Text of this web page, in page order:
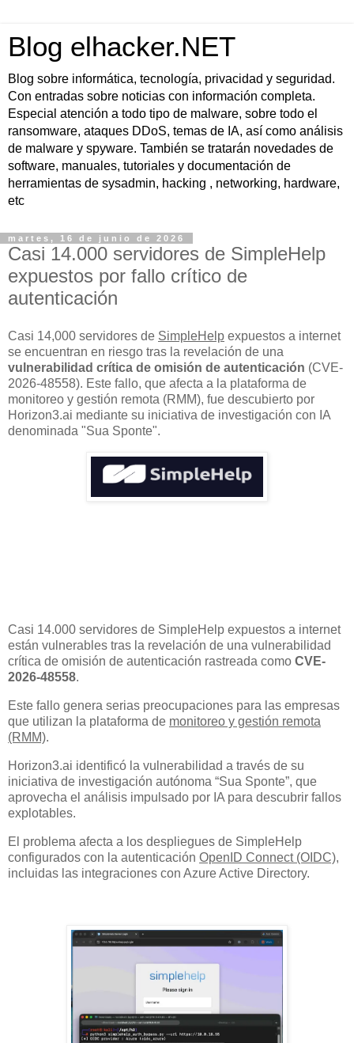
Blog elhacker.NET
Blog sobre informática, tecnología, privacidad y seguridad.
Con entradas sobre noticias con información completa.
Especial atención a todo tipo de malware, sobre todo el
ransomware, ataques DDoS, temas de IA, así como análisis
de malware y spyware. También se tratarán novedades de
software, manuales, tutoriales y documentación de
herramientas de sysadmin, hacking , networking, hardware,
etc
martes, 16 de junio de 2026
Casi 14.000 servidores de SimpleHelp
expuestos por fallo crítico de
autenticación
Casi 14,000 servidores de SimpleHelp expuestos a internet
se encuentran en riesgo tras la revelación de una
vulnerabilidad crítica de omisión de autenticación (CVE-
2026-48558). Este fallo, que afecta a la plataforma de
monitoreo y gestión remota (RMM), fue descubierto por
Horizon3.ai mediante su iniciativa de investigación con IA
denominada "Sua Sponte".
Casi 14.000 servidores de SimpleHelp expuestos a internet
están vulnerables tras la revelación de una vulnerabilidad
crítica de omisión de autenticación rastreada como CVE-
2026-48558.
Este fallo genera serias preocupaciones para las empresas
que utilizan la plataforma de monitoreo y gestión remota
(RMM).
Horizon3.ai identificó la vulnerabilidad a través de su
iniciativa de investigación autónoma “Sua Sponte”, que
aprovecha el análisis impulsado por IA para descubrir fallos
explotables.
El problema afecta a los despliegues de SimpleHelp
configurados con la autenticación OpenID Connect (OIDC),
incluidas las integraciones con Azure Active Directory.